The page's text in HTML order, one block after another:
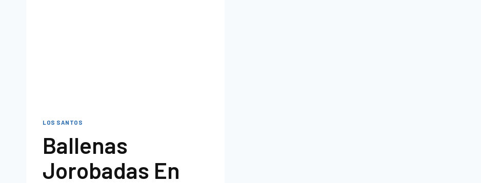
LOS SANTOS
Ballenas
Jorobadas En